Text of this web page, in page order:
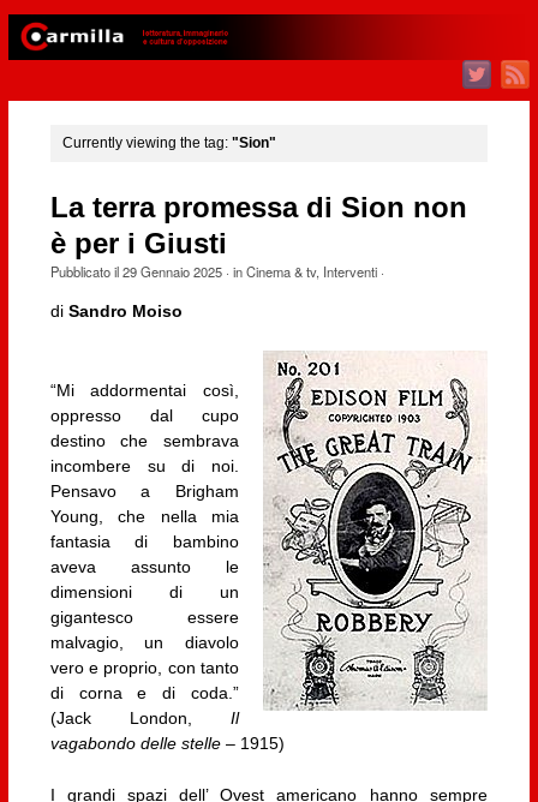
Currently viewing the tag: "Sion"
La terra promessa di Sion non
è per i Giusti
Pubblicato il29 Gennaio 2025· inCinema & tv, Interventi·
di Sandro Moiso
“Mi addormentai così,
oppresso dal cupo
destino che sembrava
incombere su di noi.
Pensavo a Brigham
Young, che nella mia
fantasia di bambino
aveva assunto le
dimensioni di un
gigantesco essere
malvagio, un diavolo
vero e proprio, con tanto
di corna e di coda.”
(Jack London,Il
vagabondo delle stelle– 1915)
I grandi spazi dell’ Ovest americano hanno sempre